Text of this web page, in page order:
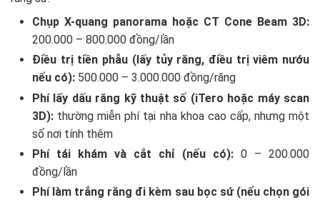
Chụp X-quang panorama hoặc CT Cone Beam 3D:
200.000 – 800.000 đồng/lần
Điều trị tiền phẫu (lấy tủy răng, điều trị viêm nướu
nếu có): 500.000 – 3.000.000 đồng/răng
Phí lấy dấu răng kỹ thuật số (iTero hoặc máy scan
3D): thường miễn phí tại nha khoa cao cấp, nhưng một
số nơi tính thêm
Phí tái khám và cắt chỉ (nếu có): 0 – 200.000
đồng/lần
Phí làm trắng răng đi kèm sau bọc sứ (nếu chọn gói